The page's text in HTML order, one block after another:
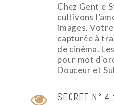
Chez Gentle
cultivons
images.
capturée à
de cinéma.
pour mot
Douceur et
SECRET N° 4